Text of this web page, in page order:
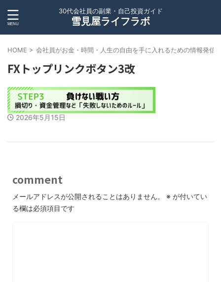
30代会社員の副業・自己投資ガイド
雪見屋ライフラボ
HOME > 会社員がお金・時間・人生の自由を手に入れるための情報発信
FXトップリンクボタン3改
2026年5月15日
comment
メールアドレスが公開されることはありません。 ※ が付いてい
る欄は必須項目です